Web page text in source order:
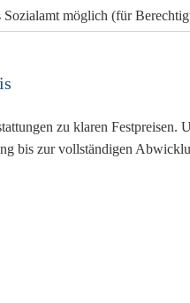
Sozialamt möglich (für
zu klaren Festpreisen.
bis zur vollständigen